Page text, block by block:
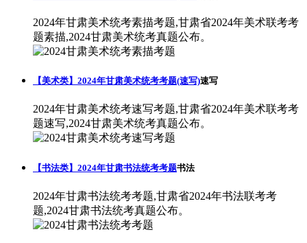
2024年甘肃美术统考素描考题,甘肃省2024年美术联考考
题素描,2024甘肃美术统考真题公布。
【美术类】2024年甘肃美术统考考题(速写)速写
2024年甘肃美术统考速写考题,甘肃省2024年美术联考考
题速写,2024甘肃美术统考真题公布。
【书法类】2024年甘肃书法统考考题书法
2024年甘肃书法统考考题,甘肃省2024年书法联考考
题,2024甘肃书法统考真题公布。